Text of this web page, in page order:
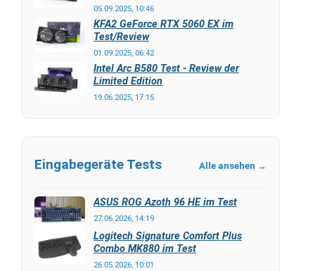
05.09.2025, 10:46
KFA2 GeForce RTX 5060 EX im
Test/Review
01.09.2025, 06:42
Intel Arc B580 Test - Review der
Limited Edition
19.06.2025, 17:15
Eingabegeräte Tests Alle ansehen →
ASUS ROG Azoth 96 HE im Test
27.06.2026, 14:19
Logitech Signature Comfort Plus
Combo MK880 im Test
26.05.2026, 10:01